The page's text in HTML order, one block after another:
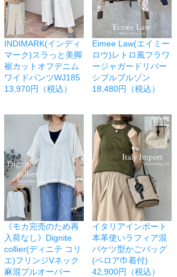
INDIMARK(インディ
マーク)スラっと美脚
裾カットオフデニム
ワイドパンツWJ185
13,970円（税込）
Eimee Law(エイミー
ロウ)レトロ風フラワ
ージャガードリバー
シブルブルゾン
18,480円（税込）
《モカ完売のため再
入荷なし》Dignite
collier(ディニテ コリ
エ)フリンジVネック
麻混プルオーバー
イタリアインポート
本革使いラフィア混
バケツ型かごバッグ
(ベロア巾着付)
42,900円（税込）